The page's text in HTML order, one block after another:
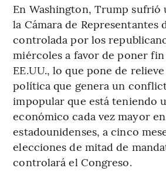
En Washington, Trump sufrió
la Cámara de Representantes
controlada por los
miércoles a favor de poner
EE.UU., lo que pone de
política que genera un
impopular que está teniendo
económico cada vez mayor
estadounidenses, a cinco
elecciones de mitad de
controlará el Congreso.